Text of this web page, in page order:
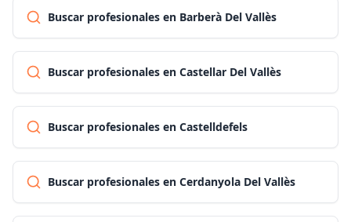
Buscar profesionales en Barberà Del Vallès
Buscar profesionales en Castellar Del Vallès
Buscar profesionales en Castelldefels
Buscar profesionales en Cerdanyola Del Vallès